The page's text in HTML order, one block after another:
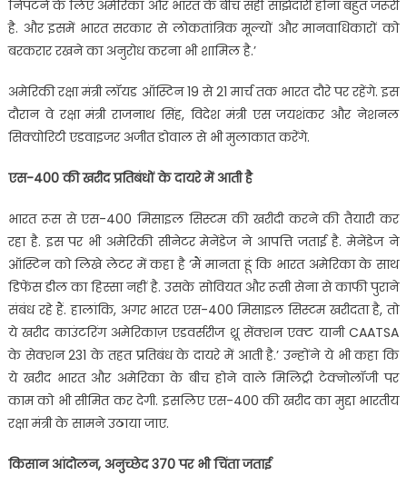
निपटने के लिए अमेरिका और भारत के बीच सही साझेदारी होना बहुत जरूरी
है. और इसमें भारत सरकार से लोकतांत्रिक मूल्यों और मानवाधिकारों को
बरकरार रखने का अनुरोध करना भी शामिल है.’
अमेरिकी रक्षा मंत्री लॉयड ऑस्टिन 19 से 21 मार्च तक भारत दौरे पर रहेंगे. इस
दौरान वे रक्षा मंत्री राजनाथ सिंह, विदेश मंत्री एस जयशंकर और नेशनल
सिक्योरिटी एडवाइजर अजीत डोवाल से भी मुलाकात करेंगे.
एस-400 की खरीद प्रतिबंधों के दायरे में आती है
भारत रूस से एस-400 मिसाइल सिस्टम की खरीदी करने की तैयारी कर
रहा है. इस पर भी अमेरिकी सीनेटर मेनेंडेज ने आपत्ति जताई है. मेनेंडेज ने
ऑस्टिन को लिखे लेटर में कहा है ‘मैं मानता हूं कि भारत अमेरिका के साथ
डिफेंस डील का हिस्सा नहीं है. उसके सोवियत और रूसी सेना से काफी पुराने
संबंध रहे हैं. हालांकि, अगर भारत एस-400 मिसाइल सिस्टम खरीदता है, तो
ये खरीद काउंटरिंग अमेरिकाज़ एडवर्सरीज थ्रू सेंक्शन एक्ट यानी CAATSA
के सेक्शन 231 के तहत प्रतिबंध के दायरे में आती है.’ उन्होंने ये भी कहा कि
ये खरीद भारत और अमेरिका के बीच होने वाले मिलिट्री टेक्नोलॉजी पर
काम को भी सीमित कर देगी. इसलिए एस-400 की खरीद का मुद्दा भारतीय
रक्षा मंत्री के सामने उठाया जाए.
किसान आंदोलन, अनुच्छेद 370 पर भी चिंता जताई